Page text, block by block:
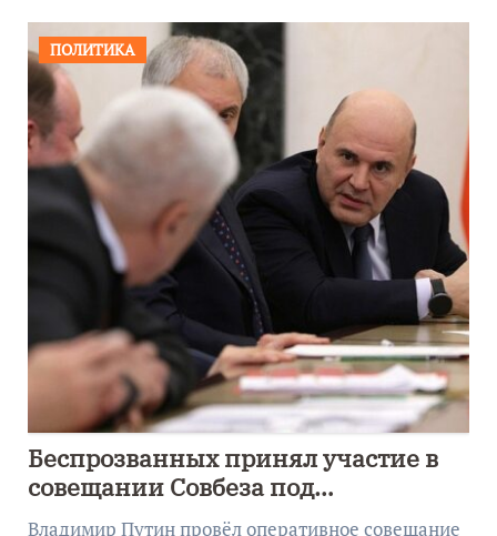
ПОЛИТИКА
Беспрозванных принял участие в
совещании Совбеза под
руководством Путина
Владимир Путин провёл оперативное совещание